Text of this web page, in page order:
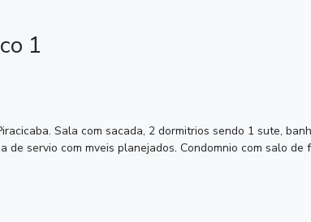
1
Sala com sacada, 2 dormitrios sendo 1 sute,
de servio com mveis planejados. Condomnio com salo